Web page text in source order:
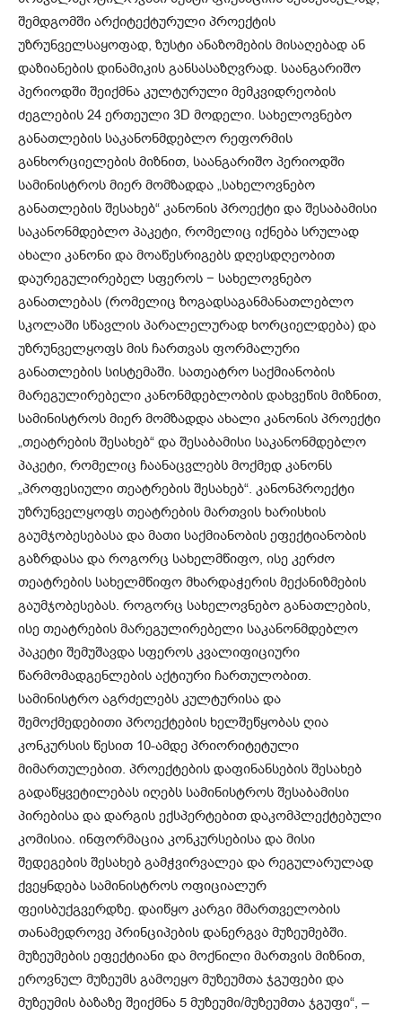
შემდგომში არქიტექტურული პროექტის
უზრუნველსაყოფად, ზუსტი ანაზომების მისაღებად ან
დაზიანების დინამიკის განსასაზღვრად. საანგარიშო
პერიოდში შეიქმნა კულტურული მემკვიდრეობის
ძეგლების 24 ერთეული 3D მოდელი. სახელოვნებო
განათლების საკანონმდებლო რეფორმის
განხორციელების მიზნით, საანგარიშო პერიოდში
სამინისტროს მიერ მომზადდა „სახელოვნებო
განათლების შესახებ“ კანონის პროექტი და შესაბამისი
საკანონმდებლო პაკეტი, რომელიც იქნება სრულად
ახალი კანონი და მოაწესრიგებს დღესდღეობით
დაურეგულირებელ სფეროს − სახელოვნებო
განათლებას (რომელიც ზოგადსაგანმანათლებლო
სკოლაში სწავლის პარალელურად ხორციელდება) და
უზრუნველყოფს მის ჩართვას ფორმალური
განათლების სისტემაში. სათეატრო საქმიანობის
მარეგულირებელი კანონმდებლობის დახვეწის მიზნით,
სამინისტროს მიერ მომზადდა ახალი კანონის პროექტი
„თეატრების შესახებ“ და შესაბამისი საკანონმდებლო
პაკეტი, რომელიც ჩაანაცვლებს მოქმედ კანონს
„პროფესიული თეატრების შესახებ“. კანონპროექტი
უზრუნველყოფს თეატრების მართვის ხარისხის
გაუმჯობესებასა და მათი საქმიანობის ეფექტიანობის
გაზრდასა და როგორც სახელმწიფო, ისე კერძო
თეატრების სახელმწიფო მხარდაჭერის მექანიზმების
გაუმჯობესებას. როგორც სახელოვნებო განათლების,
ისე თეატრების მარეგულირებელი საკანონმდებლო
პაკეტი შემუშავდა სფეროს კვალიფიციური
წარმომადგენლების აქტიური ჩართულობით.
სამინისტრო აგრძელებს კულტურისა და
შემოქმედებითი პროექტების ხელშეწყობას ღია
კონკურსის წესით 10-ამდე პრიორიტეტული
მიმართულებით. პროექტების დაფინანსების შესახებ
გადაწყვეტილებას იღებს სამინისტროს შესაბამისი
პირებისა და დარგის ექსპერტებით დაკომპლექტებული
კომისია. ინფორმაცია კონკურსებისა და მისი
შედეგების შესახებ გამჭვირვალეა და რეგულარულად
ქვეყნდება სამინისტროს ოფიციალურ
ფეისბუქგვერდზე. დაიწყო კარგი მმართველობის
თანამედროვე პრინციპების დანერგვა მუზეუმებში.
მუზეუმების ეფექტიანი და მოქნილი მართვის მიზნით,
ეროვნულ მუზეუმს გამოეყო მუზეუმთა ჯგუფები და
მუზეუმის ბაზაზე შეიქმნა 5 მუზეუმი/მუზეუმთა ჯგუფი“, –